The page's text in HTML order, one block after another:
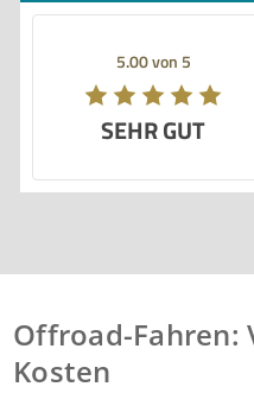
5.00 von 5
SEHR GUT
Offroad-Fahren:
Kosten